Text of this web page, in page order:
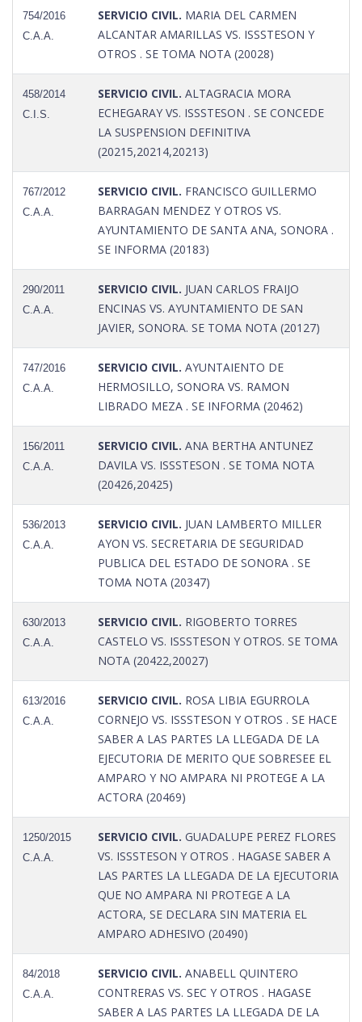
754/2016
C.A.A.
SERVICIO CIVIL. MARIA DEL CARMEN
ALCANTAR AMARILLAS VS. ISSSTESON Y
OTROS . SE TOMA NOTA (20028)
458/2014
C.I.S.
SERVICIO CIVIL. ALTAGRACIA MORA
ECHEGARAY VS. ISSSTESON . SE CONCEDE
LA SUSPENSION DEFINITIVA
(20215,20214,20213)
767/2012
C.A.A.
SERVICIO CIVIL. FRANCISCO GUILLERMO
BARRAGAN MENDEZ Y OTROS VS.
AYUNTAMIENTO DE SANTA ANA, SONORA .
SE INFORMA (20183)
290/2011
C.A.A.
SERVICIO CIVIL. JUAN CARLOS FRAIJO
ENCINAS VS. AYUNTAMIENTO DE SAN
JAVIER, SONORA. SE TOMA NOTA (20127)
747/2016
C.A.A.
SERVICIO CIVIL. AYUNTAIENTO DE
HERMOSILLO, SONORA VS. RAMON
LIBRADO MEZA . SE INFORMA (20462)
156/2011
C.A.A.
SERVICIO CIVIL. ANA BERTHA ANTUNEZ
DAVILA VS. ISSSTESON . SE TOMA NOTA
(20426,20425)
536/2013
C.A.A.
SERVICIO CIVIL. JUAN LAMBERTO MILLER
AYON VS. SECRETARIA DE SEGURIDAD
PUBLICA DEL ESTADO DE SONORA . SE
TOMA NOTA (20347)
630/2013
C.A.A.
SERVICIO CIVIL. RIGOBERTO TORRES
CASTELO VS. ISSSTESON Y OTROS. SE TOMA
NOTA (20422,20027)
613/2016
C.A.A.
SERVICIO CIVIL. ROSA LIBIA EGURROLA
CORNEJO VS. ISSSTESON Y OTROS . SE HACE
SABER A LAS PARTES LA LLEGADA DE LA
EJECUTORIA DE MERITO QUE SOBRESEE EL
AMPARO Y NO AMPARA NI PROTEGE A LA
ACTORA (20469)
1250/2015
C.A.A.
SERVICIO CIVIL. GUADALUPE PEREZ FLORES
VS. ISSSTESON Y OTROS . HAGASE SABER A
LAS PARTES LA LLEGADA DE LA EJECUTORIA
QUE NO AMPARA NI PROTEGE A LA
ACTORA, SE DECLARA SIN MATERIA EL
AMPARO ADHESIVO (20490)
84/2018
C.A.A.
SERVICIO CIVIL. ANABELL QUINTERO
CONTRERAS VS. SEC Y OTROS . HAGASE
SABER A LAS PARTES LA LLEGADA DE LA